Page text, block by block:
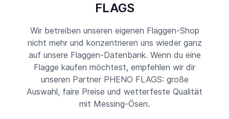
FLAGS
Wir betreiben unseren eigenen Flaggen-Shop
nicht mehr und konzentrieren uns wieder ganz
auf unsere Flaggen-Datenbank. Wenn du eine
Flagge kaufen möchtest, empfehlen wir dir
unseren Partner PHENO FLAGS: große
Auswahl, faire Preise und wetterfeste Qualität
mit Messing-Ösen.